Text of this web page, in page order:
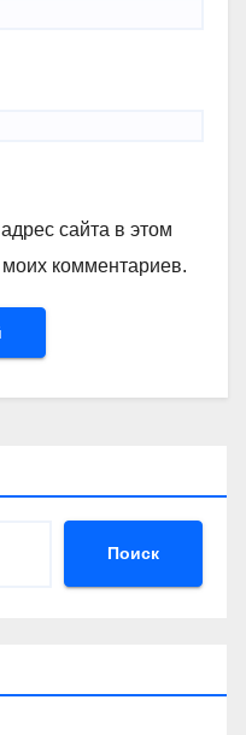
сайта в этом
комментариев.
Поиск